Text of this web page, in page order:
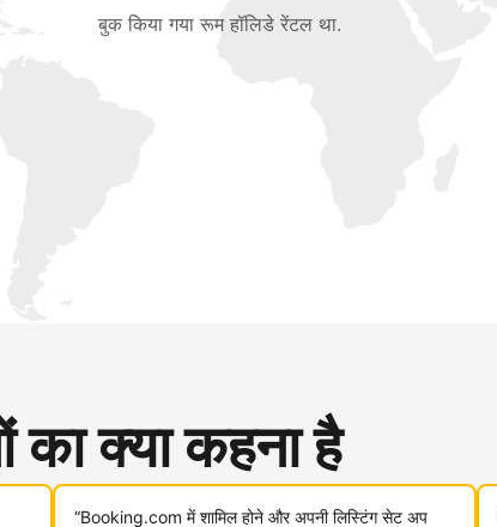
बुक किया गया रूम हॉलिडे रेंटल था.
क्या कहना है
“Booking.com में शामिल होने और अपनी लिस्टिंग सेट अप